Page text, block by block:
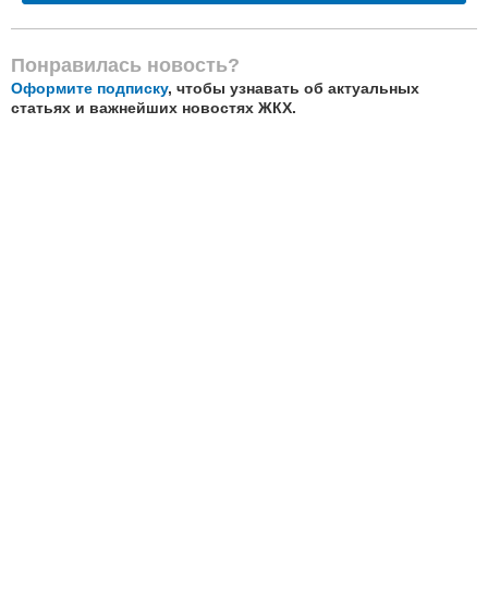
Понравилась новость?
Оформите подписку, чтобы узнавать об актуальных
статьях и важнейших новостях ЖКХ.